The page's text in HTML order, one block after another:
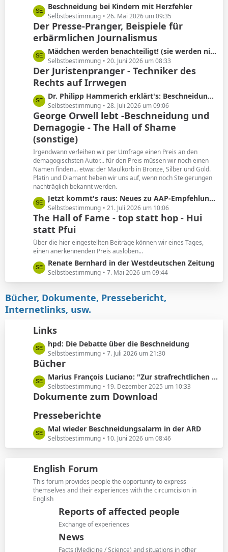
e
L
e
t
z
e
B
e
i
t
r
ä
g
e
Beschneidung bei Kindern mit Herzfehler
Selbstbestimmung 26. Mai 2026 um 09:35
Der Presse-Pranger, Beispiele für
erbärmlichen Journalismus
L
e
t
z
e
B
e
i
t
r
ä
g
e
Mädchen werden benachteiligt! (sie werden nicht beschnitten)
Selbstbestimmung 20. Juni 2026 um 08:33
Der Juristenpranger - Techniker des
Rechts auf Irrwegen
L
e
t
z
t
e
B
e
i
t
r
ä
g
e
Dr. Philipp Hammerich erklärt's: Beschneidung hat keine Spätfolgen!
Selbstbestimmung 28. Juli 2026 um 09:06
George Orwell lebt -Beschneidung und
Demagogie - The Hall of Shame
(sonstige)
Irgendwann verleihen wir per Umfrage einen Preis an den
demagogischsten Autor... für den Preis müssen wir noch einen
Namen finden... etwa: der Maulkorb in Bronze, Silber und Gold.
Platin und Diamant heben wir uns auf, wenn noch Steigerungen
nachträglich bekannt werden.
L
e
t
z
t
e
B
e
i
r
ä
e
Jetzt kommt's raus: Neues zu AAP-Empfehlung von 2012!
Selbstbestimmung 21. Juli 2026 um 10:06
The Hall of Fame - top statt hop - Hui
statt Pfui
Über die hier eingestellten Beiträge können wir eines Tages,
einen anerkennenden Preis ausloben...
L
e
t
t
e
e
i
t
r
ä
g
e
Renate Bernhard in der Westdeutschen Zeitung
Selbstbestimmung 7. Mai 2026 um 09:44
Bücher, Dokumente, Pressebericht,
Internetlinks, usw.
Links
L
e
t
z
t
e
e
t
r
g
hpd: Die Debatte über die Beschneidung
Selbstbestimmung 7. Juli 2026 um 21:30
Bücher
L
e
t
t
e
B
e
t
r
ä
g
Marius François Luciano: "Zur strafrechtlichen Einordnung medizinisch nicht indizierter Eingriffe in die Körpersubstanz von Kindern"
Selbstbestimmung 19. Dezember 2025 um 10:33
Dokumente zum Download
Presseberichte
L
e
t
t
e
B
e
Mal wieder Beschneidungsalarm in der ARD
Selbstbestimmung 10. Juni 2026 um 08:46
English Forum
This forum provides people the opportunity to express
themselves and their experiences with the circumcision in
English
Reports of affected people
Exchange of experiences
News
Facts (Medicine / Science) and situations in other